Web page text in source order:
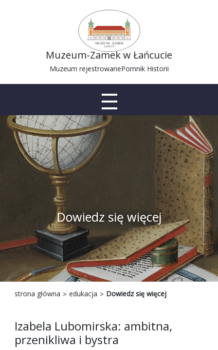
Muzeum-Zamek w Łańcucie
Muzeum rejestrowanePomnik Historii
Dowiedz się więcej
strona główna edukacja Dowiedz się więcej
Izabela Lubomirska: ambitna,
przenikliwa i bystra